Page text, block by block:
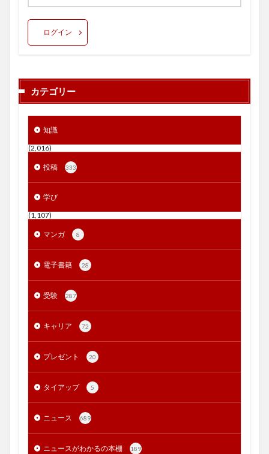
ログイン
カテゴリー
知識
(2,016)
投稿 333
学び
(1,107)
マンガ 8
電子書籍 28
受験 287
キャリア 72
プレゼント 20
タイアップ 5
ニュース 689
ニュースがわかるの本棚 189